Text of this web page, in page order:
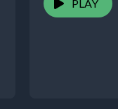
spotkania z ns1...
PLAY